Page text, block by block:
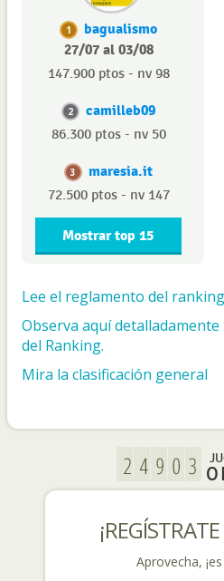
1
bagualismo
27/07 al 03/08
147.900 ptos - nv 98
2 camilleb09
86.300 ptos - nv 50
3 maresia.it
72.500 ptos - nv 147
Mostrar top 15
Lee el reglamento del ranking
Observa aquí
del Ranking.
Mira la clasificación general
Aprovecha,